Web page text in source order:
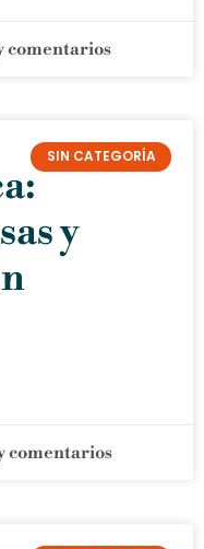
comentarios
SIN CATEGORÍA
y
comentarios